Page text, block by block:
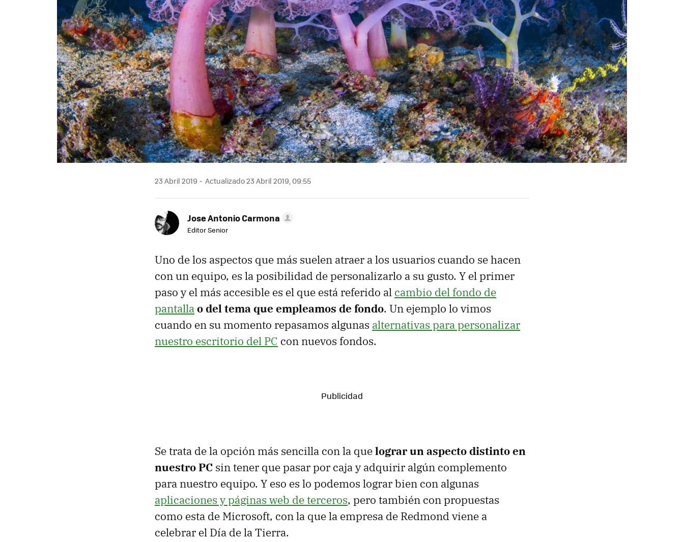
23 Abril 2019 Actualizado 23 Abril 2019, 09:55
Jose Antonio Carmona
Editor Senior
Uno de los aspectos que más suelen atraer a los usuarios cuando se hacen
con un equipo, es la posibilidad de personalizarlo a su gusto. Y el primer
paso y el más accesible es el que está referido al cambio del fondo de
pantallao del tema que empleamos de fondo. Un ejemplo lo vimos
cuando en su momento repasamos algunas alternativas para personalizar
nuestro escritorio del PC con nuevos fondos.
Se trata de la opción más sencilla con la quelograr un aspecto distinto en
nuestro PC sin tener que pasar por caja y adquirir algún complemento
para nuestro equipo. Y eso es lo podemos lograr bien con algunas
aplicaciones y páginas web de terceros, pero también con propuestas
como esta de Microsoft, con la que la empresa de Redmond viene a
celebrar el Día de la Tierra.